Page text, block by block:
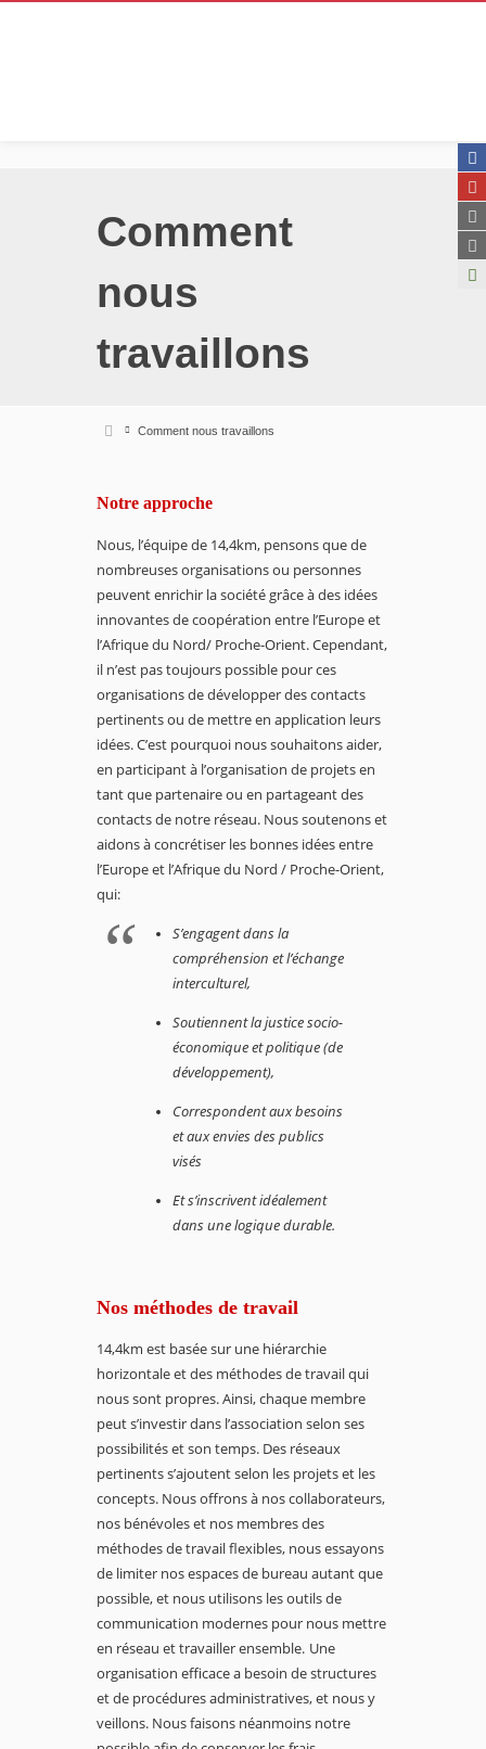
Comment
nous
travaillons
Comment nous travaillons
Notre approche
Nous, l’équipe de 14,4km, pensons que de
nombreuses organisations ou personnes
peuvent enrichir la société grâce à des idées
innovantes de coopération entre l’Europe et
l’Afrique du Nord/ Proche-Orient. Cependant,
il n’est pas toujours possible pour ces
organisations de développer des contacts
pertinents ou de mettre en application leurs
idées. C’est pourquoi nous souhaitons aider,
en participant à l’organisation de projets en
tant que partenaire ou en partageant des
contacts de notre réseau. Nous soutenons et
aidons à concrétiser les bonnes idées entre
l’Europe et l’Afrique du Nord / Proche-Orient,
qui:
S’engagent dans la
compréhension et l’échange
interculturel,
Soutiennent la justice socio-
économique et politique (de
développement),
Correspondent aux besoins
et aux envies des publics
visés
Et s’inscrivent idéalement
dans une logique durable.
Nos méthodes de travail
14,4km est basée sur une hiérarchie
horizontale et des méthodes de travail qui
nous sont propres. Ainsi, chaque membre
peut s’investir dans l’association selon ses
possibilités et son temps. Des réseaux
pertinents s’ajoutent selon les projets et les
concepts. Nous offrons à nos collaborateurs,
nos bénévoles et nos membres des
méthodes de travail flexibles, nous essayons
de limiter nos espaces de bureau autant que
possible, et nous utilisons les outils de
communication modernes pour nous mettre
en réseau et travailler ensemble. Une
organisation efficace a besoin de structures
et de procédures administratives, et nous y
veillons. Nous faisons néanmoins notre